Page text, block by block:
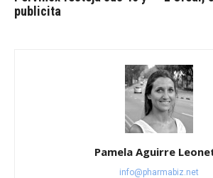
publicita
Pamela Aguirre
info@pharmabiz.net